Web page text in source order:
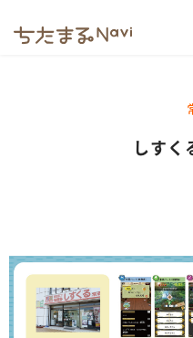
しすく